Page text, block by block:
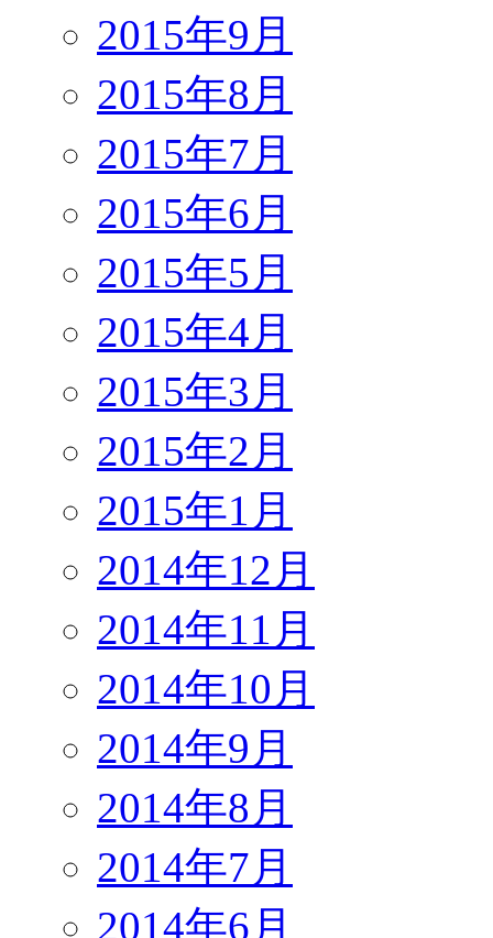
2015年9月
2015年8月
2015年7月
2015年6月
2015年5月
2015年4月
2015年3月
2015年2月
2015年1月
2014年12月
2014年11月
2014年10月
2014年9月
2014年8月
2014年7月
2014年6月